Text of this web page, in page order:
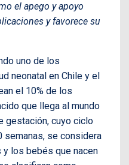
el apego y apoyo
y favorece su
uno de los
neonatal en Chile y el
el 10% de los
que llega al mundo
gestación, cuyo ciclo
semanas, se considera
y los bebés que nacen